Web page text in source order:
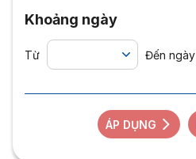
Khoảng ngày
Từ Đến ngày
ÁP DỤNG